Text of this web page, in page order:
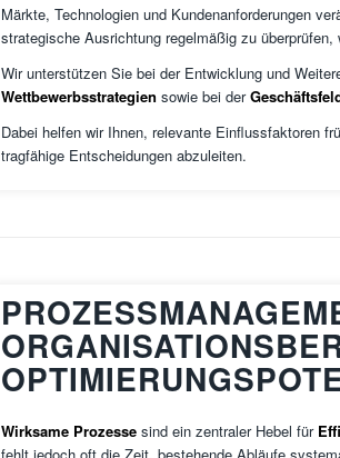
Märkte, Technologien und Kundenanforderungen
strategische Ausrichtung regelmäßig zu
Wir unterstützen Sie bei der Entwicklung und
Wettbewerbsstrategien sowie bei der
Dabei helfen wir Ihnen, relevante Einflussfaktoren
tragfähige Entscheidungen abzuleiten.
Wirksame Prozessesind ein zentraler Hebel für